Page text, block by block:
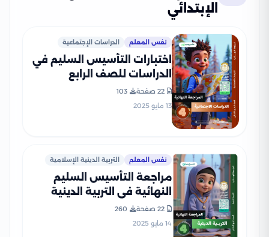
الإبتدائي
نفس المعلم الدراسات الإجتماعية
اختبارات التأسيس السليم في
الدراسات للصف الرابع
PDF بالاجابات
22 صفحة
103
13 مايو 2025
نفس المعلم التربية الدينية الإسلامية
مراجعة التأسيس السليم
النهائية في التربية الدينية
الاسلامية لرابعة ابتدائي الترم
الثاني PDF بالاجابات
22 صفحة
260
14 مايو 2025